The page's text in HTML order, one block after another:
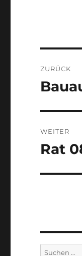
ZURÜCK
Vorheriger
WEITER
Nächster
Rat
Suchen